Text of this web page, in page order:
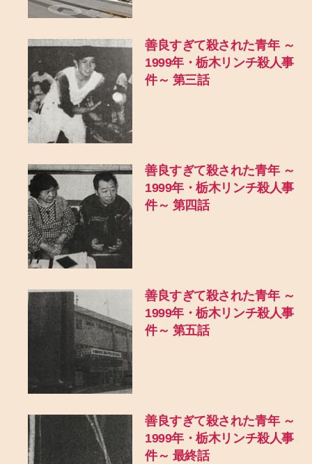
善良すぎて殺された青年 ～
1999年・栃木リンチ殺人事
件～ 第三話
善良すぎて殺された青年 ～
1999年・栃木リンチ殺人事
件～ 第四話
善良すぎて殺された青年 ～
1999年・栃木リンチ殺人事
件～ 第五話
善良すぎて殺された青年 ～
1999年・栃木リンチ殺人事
件～ 最終話